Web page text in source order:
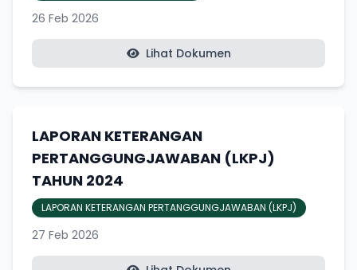
26 Feb 2026
Lihat Dokumen
LAPORAN KETERANGAN
PERTANGGUNGJAWABAN (LKPJ)
TAHUN 2024
LAPORAN KETERANGAN PERTANGGUNGJAWABAN (LKPJ)
27 Feb 2026